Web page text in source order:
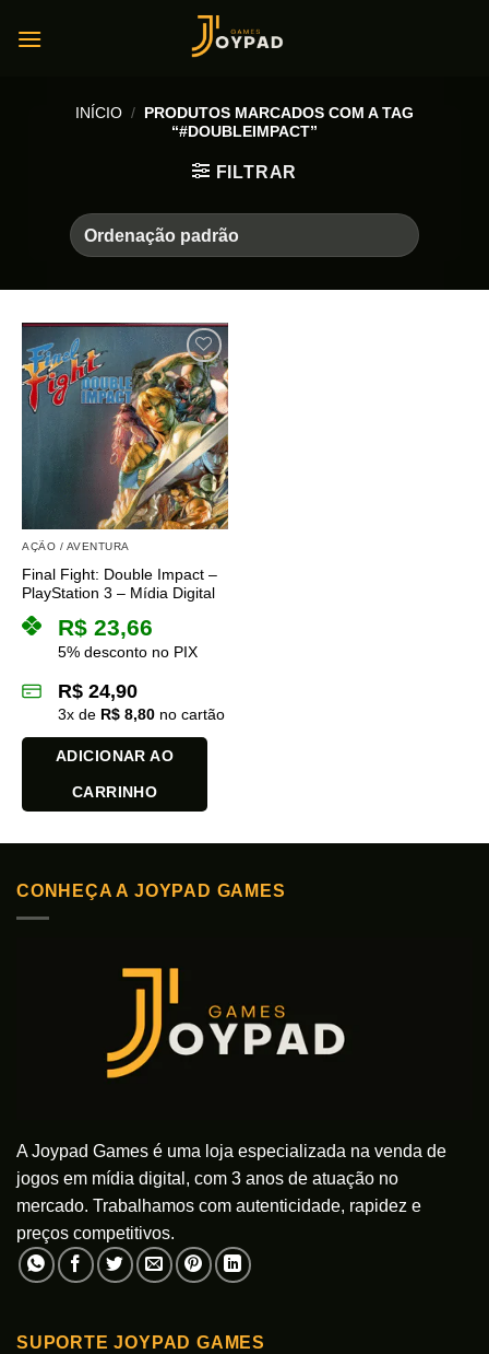
INÍCIO / PRODUTOS MARCADOS COM A TAG
“#DOUBLEIMPACT”
FILTRAR
AÇÃO / AVENTURA
Final Fight: Double Impact –
PlayStation 3 – Mídia Digital
R$ 23,66
5% desconto no PIX
R$ 24,90
3x de R$ 8,80 no cartão
ADICIONAR AO
CARRINHO
CONHEÇA A JOYPAD GAMES
A Joypad Games é uma loja especializada na venda de
jogos em mídia digital, com 3 anos de atuação no
mercado. Trabalhamos com autenticidade, rapidez e
preços competitivos.
SUPORTE JOYPAD GAMES